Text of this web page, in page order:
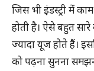
जिस भी इंडस्ट्री में
होती है। ऐसे बहुत सारे
ज्यादा यूज होते हैं।
को पढ़ना सुनना